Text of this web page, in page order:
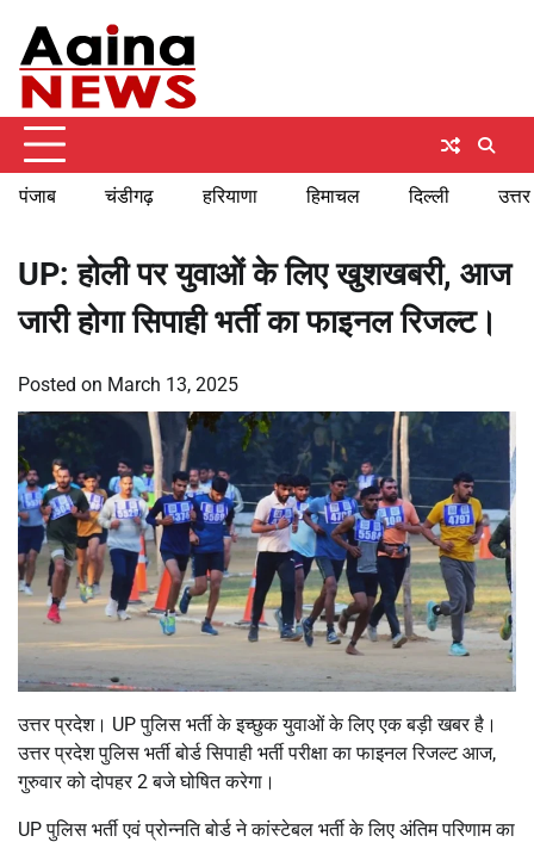
content
पंजाब चंडीगढ़ हरियाणा हिमाचल दिल्ली
UP: होली पर युवाओं के लिए खुशखबरी, आज
जारी होगा सिपाही भर्ती का फाइनल रिजल्ट।
Posted on March 13, 2025
उत्तर प्रदेश। UP पुलिस भर्ती के इच्छुक युवाओं के लिए एक बड़ी खबर है।
उत्तर प्रदेश पुलिस भर्ती बोर्ड सिपाही भर्ती परीक्षा का फाइनल रिजल्ट आज,
गुरुवार को दोपहर 2 बजे घोषित करेगा।
UP पुलिस भर्ती एवं प्रोन्नति बोर्ड ने कांस्टेबल भर्ती के लिए अंतिम परिणाम का